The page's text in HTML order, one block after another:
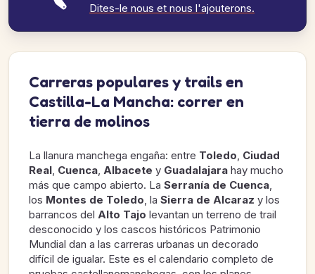
Dites-le nous et nous l'ajouterons.
Carreras populares y trails en
Castilla-La Mancha: correr en
tierra de molinos
La llanura manchega engaña: entre Toledo, Ciudad
Real, Cuenca, Albacete y Guadalajara hay mucho
más que campo abierto. La Serranía de Cuenca,
los Montes de Toledo, la Sierra de Alcaraz y los
barrancos del Alto Tajo levantan un terreno de trail
desconocido y los cascos históricos Patrimonio
Mundial dan a las carreras urbanas un decorado
difícil de igualar. Este es el calendario completo de